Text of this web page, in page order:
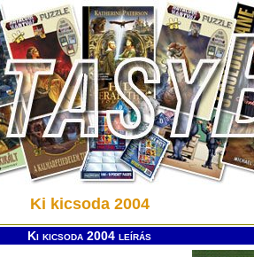
Ki kicsoda 2004
Ki kicsoda 2004 leírás